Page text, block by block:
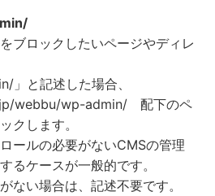
ブロックしたいページやディレ
」と記述した場合、
webbu/wp-admin/ 配下のペ
クします。
ールの必要がないCMSの管理
るケースが一般的です。
ない場合は、記述不要です。